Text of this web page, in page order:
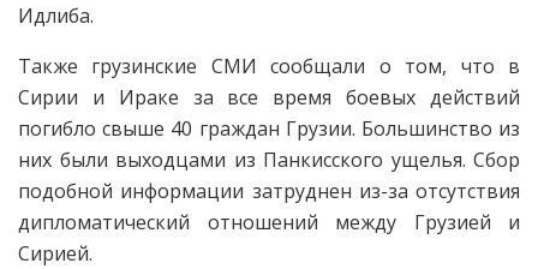
Идлиба.
Также грузинские СМИ сообщали о том, что в
Сирии и Ираке за все время боевых действий
погибло свыше 40 граждан Грузии. Большинство из
них были выходцами из Панкисского ущелья. Сбор
подобной информации затруднен из-за отсутствия
дипломатический отношений между Грузией и
Сирией.